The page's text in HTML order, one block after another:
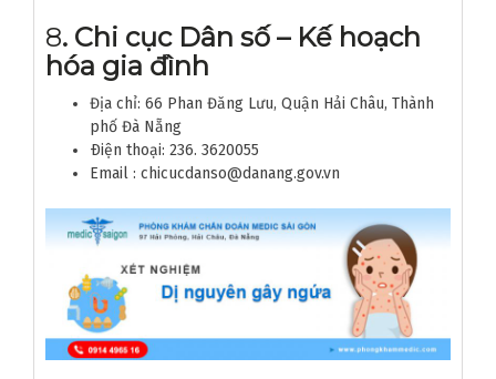
8. Chi cục Dân số – Kế hoạch
hóa gia đình
Địa chỉ: 66 Phan Đăng Lưu, Quận Hải Châu, Thành
phố Đà Nẵng
Ðiện thoại: 236. 3620055
Email : chicucdanso@danang.gov.vn